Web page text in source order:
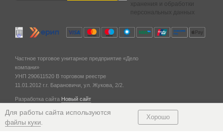
хранения и обработки
персональных данных
Частное торговое унитарное предприятие «Дело
компани»
УНП 290611520 В торговом реестре
11.01.2012 г. г. Барановичи, ул. Жукова, 2/2.
Разработка сайта Новый сайт
Для работы сайта используются
файлы куки
Хорошо